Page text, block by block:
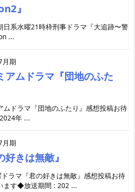
』
日系水曜21時枠刑事ドラマ『大追跡〜警
...
月期
アムドラマ『団地のふた
ムドラマ『団地のふたり』感想投稿お待
年 ...
月期
好きは無敵』
ドラマ『君の好きは無敵』感想投稿お待
ます◆放送期間 : 202 ...